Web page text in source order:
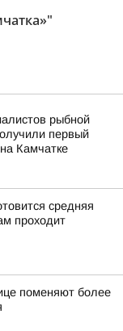
рыбной
первый
Камчатке
средняя
проходит
поменяют более